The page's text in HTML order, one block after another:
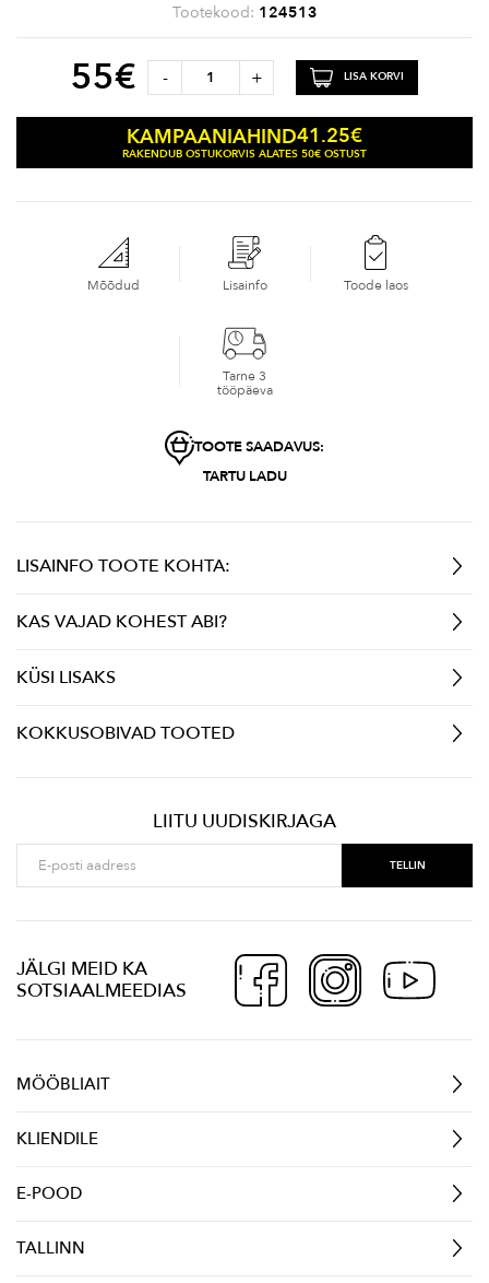
Tootekood: 124513
55€ - + LISA KORVI
KAMPAANIAHIND41.25€
RAKENDUB OSTUKORVIS ALATES 50€ OSTUST
Mõõdud Lisainfo Toode laos
Tarne 3
tööpäeva
TOOTE SAADAVUS:
TARTU LADU
LISAINFO TOOTE KOHTA:
KAS VAJAD KOHEST ABI?
KÜSI LISAKS
KOKKUSOBIVAD TOOTED
LIITU UUDISKIRJAGA
JÄLGI MEID KA
SOTSIAALMEEDIAS
MÖÖBLIAIT
KLIENDILE
E-POOD
TALLINN